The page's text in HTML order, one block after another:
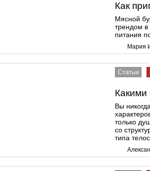
Как
Мясной
трендом в
питания
Мария
Статьи
Вы
только
со
типа